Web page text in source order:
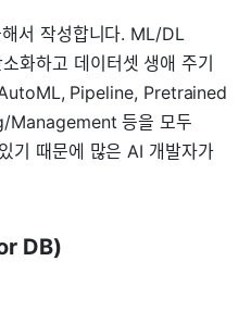
서 작성합니다. ML/DL
화하고 데이터셋 생애 주기
Pipeline, Pretrained
등을 모두
기 때문에 많은 AI 개발자가
DB)